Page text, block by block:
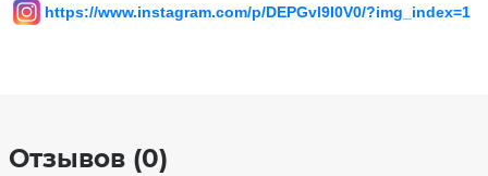
https://www.instagram.com/p/DEPGvl9I0V0/?img_index=1
Отзывов (0)